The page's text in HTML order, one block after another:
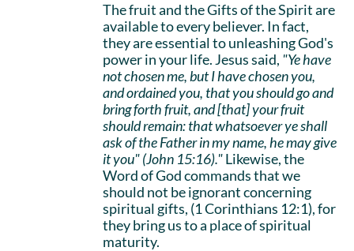
The fruit and the Gifts of the Spirit are
available to every believer. In fact,
they are essential to unleashing God's
power in your life. Jesus said, "Ye have
not chosen me, but I have chosen you,
and ordained you, that you should go and
bring forth fruit, and [that] your fruit
should remain: that whatsoever ye shall
ask of the Father in my name, he may give
it you" (John 15:16)."Likewise, the
Word of God commands that we
should not be ignorant concerning
spiritual gifts, (1 Corinthians 12:1), for
they bring us to a place of spiritual
maturity.